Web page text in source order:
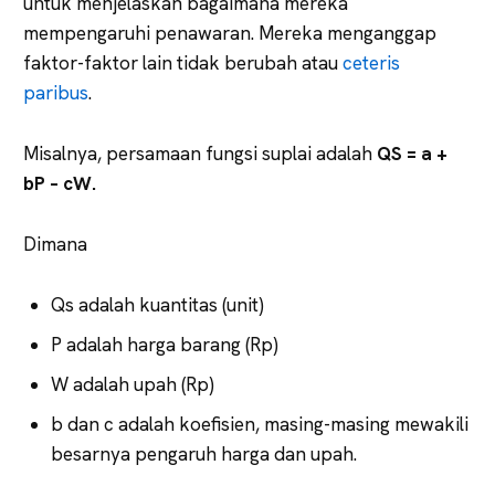
mempengaruhi penawaran. Mereka menganggap
faktor-faktor lain tidak berubah atauceteris
paribus.
Misalnya, persamaan fungsi suplai adalah QS = a +
bP – cW.
Dimana
Qs adalah kuantitas (unit)
P adalah harga barang (Rp)
W adalah upah (Rp)
b dan c adalah koefisien, masing-masing mewakili
besarnya pengaruh harga dan upah.